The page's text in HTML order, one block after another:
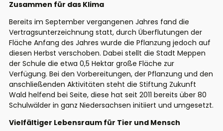
Zusammen für das Klima
Bereits im September vergangenen Jahres fand die
Vertragsunterzeichnung statt, durch Überflutungen der
Fläche Anfang des Jahres wurde die Pflanzung jedoch auf
diesen Herbst verschoben. Dabei stellt die Stadt Meppen
der Schule die etwa 0,5 Hektar große Fläche zur
Verfügung. Bei den Vorbereitungen, der Pflanzung und den
anschließenden Aktivitäten steht die Stiftung Zukunft
Wald helfend bei Seite, diese hat seit 2011 bereits über 80
Schulwälder in ganz Niedersachsen initiiert und umgesetzt.
Vielfältiger Lebensraum für Tier und Mensch